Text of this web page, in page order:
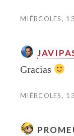
MIÉRCOLES,
Gracias
MIÉRCOLES,